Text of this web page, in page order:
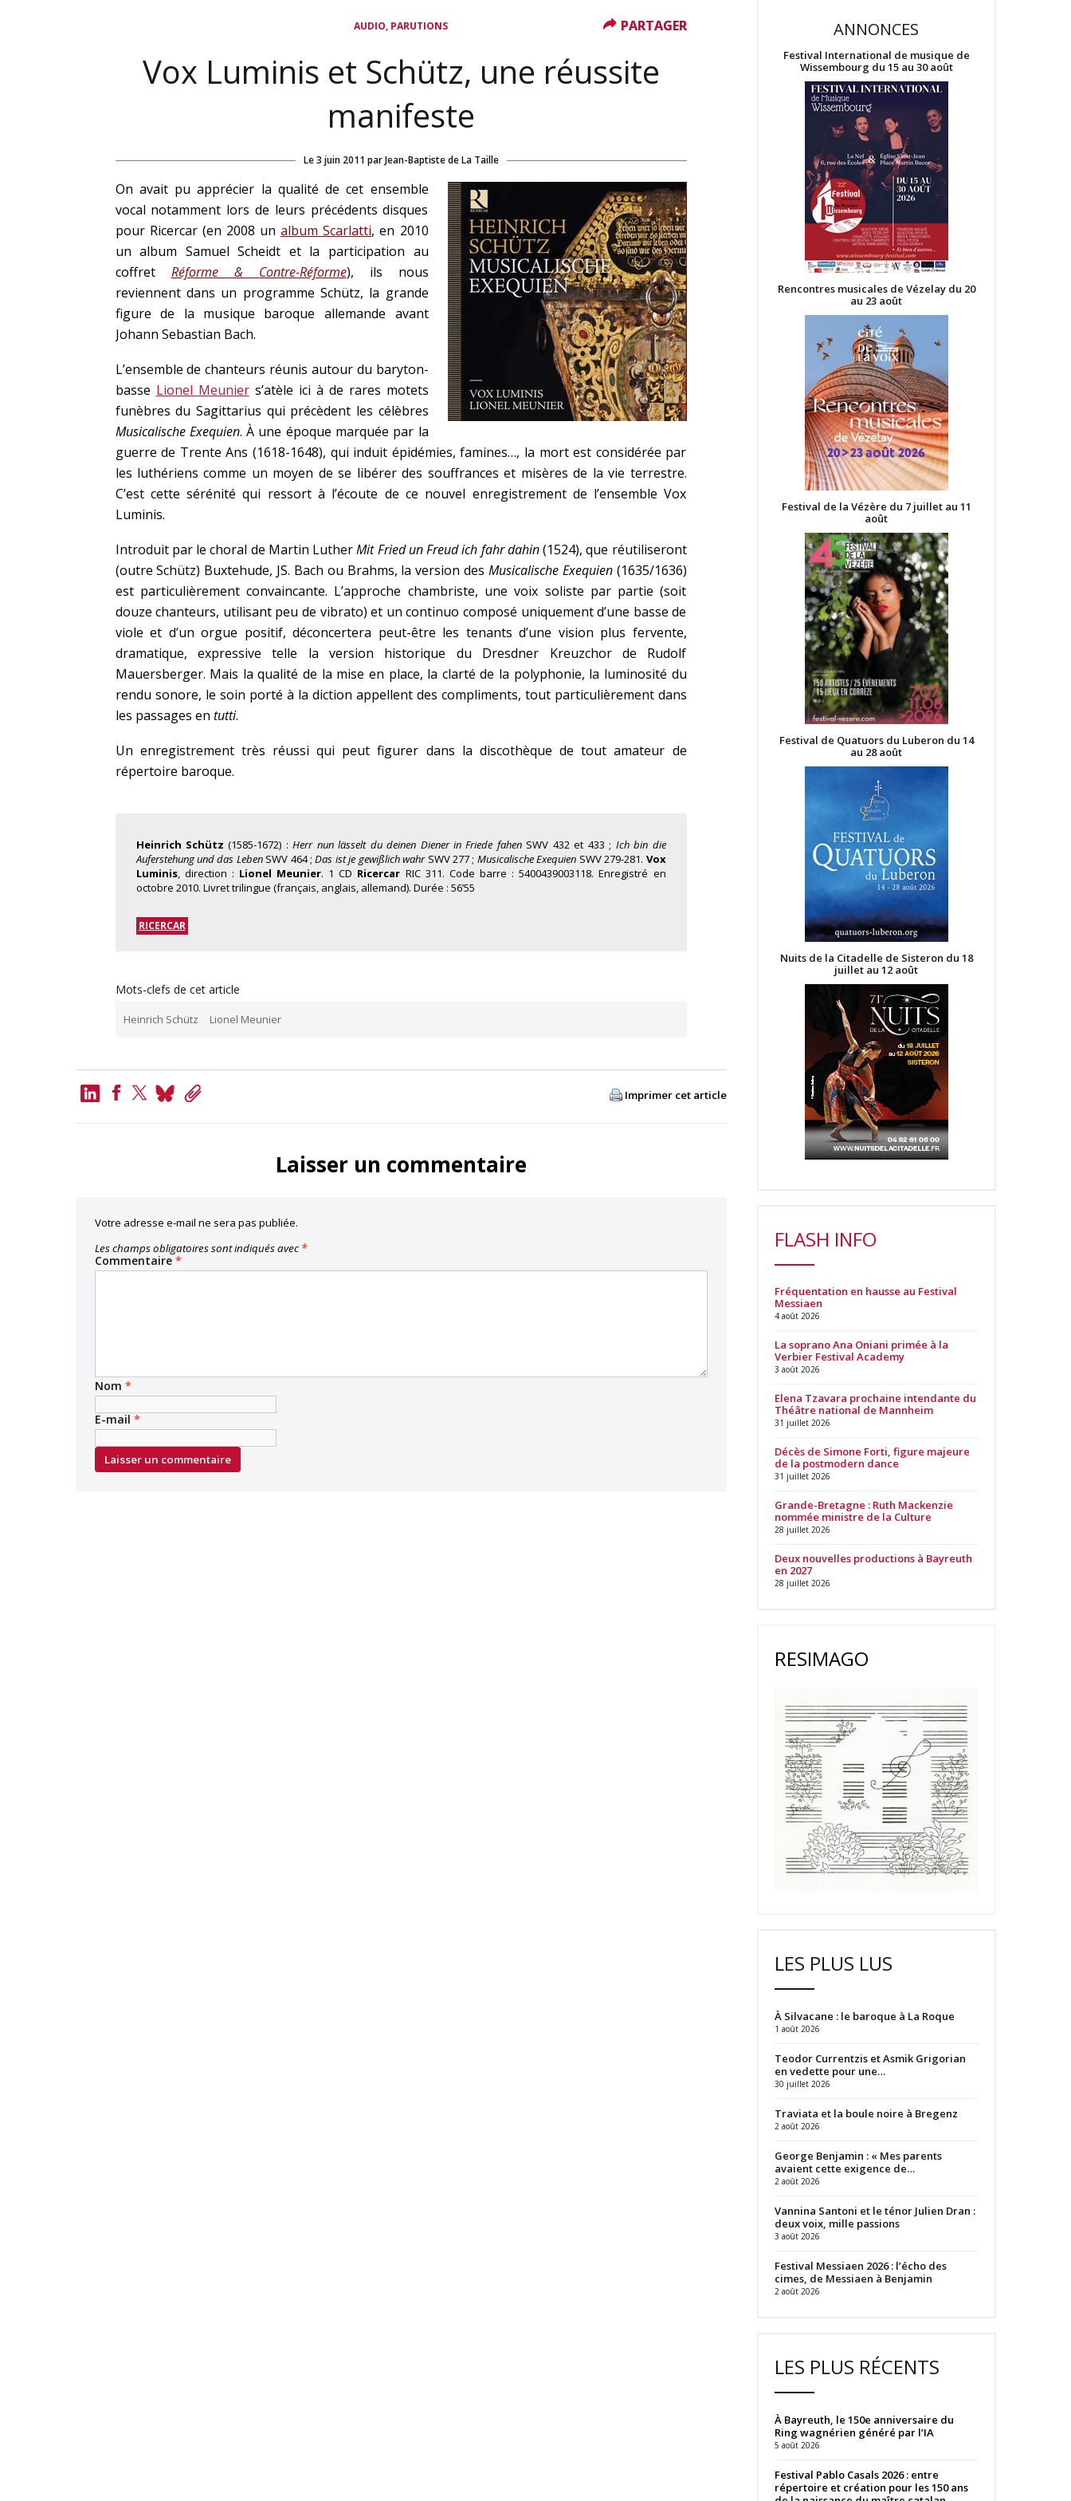
AUDIO, PARUTIONS
Vox Luminis et Schütz, une réussite
manifeste
Le3 juin 2011 par Jean-Baptiste de La Taille
On avait pu apprécier la qualité de cet ensemble
vocal notamment lors de leurs précédents disques
pour Ricercar (en 2008 unalbum Scarlatti, en 2010
un album Samuel Scheidt et la participation au
coffret Réforme & Contre-Réforme), ils nous
reviennent dans un programme Schütz, la grande
figure de la musique baroque allemande avant
Johann Sebastian Bach.
L’ensemble de chanteurs réunis autour du baryton-
basse Lionel Meuniers’atèle ici à de rares motets
funèbres du Sagittarius qui précèdent les célèbres
Musicalische Exequien. À une époque marquée par la
guerre de Trente Ans (1618-1648), qui induit épidémies, famines…, la mort est considérée par
les luthériens comme un moyen de se libérer des souffrances et misères de la vie terrestre.
C’est cette sérénité qui ressort à l’écoute de ce nouvel enregistrement de l’ensemble Vox
Luminis.
Introduit par le choral de Martin LutherMit Fried un Freud ich fahr dahin(1524), que réutiliseront
(outre Schütz) Buxtehude, JS. Bach ou Brahms, la version des Musicalische Exequien(1635/1636)
est particulièrement convaincante. L’approche chambriste, une voix soliste par partie (soit
douze chanteurs, utilisant peu de vibrato) et un continuo composé uniquement d’une basse de
viole et d’un orgue positif, déconcertera peut-être les tenants d’une vision plus fervente,
dramatique, expressive telle la version historique du Dresdner Kreuzchor de Rudolf
Mauersberger. Mais la qualité de la mise en place, la clarté de la polyphonie, la luminosité du
rendu sonore, le soin porté à la diction appellent des compliments, tout particulièrement dans
les passages en tutti.
Un enregistrement très réussi qui peut figurer dans la discothèque de tout amateur de
répertoire baroque.
PARTAGER
Heinrich Schütz (1585-1672) :Herr nun lässelt du deinen Diener in Friede fahenSWV 432 et 433 ; Ich bin die
Auferstehung und das LebenSWV 464 ;Das ist je gewißlich wahrSWV 277 ; Musicalische Exequien SWV 279-281. Vox
Luminis, direction : Lionel Meunier. 1 CD Ricercar RIC 311. Code barre : 5400439003118. Enregistré en
octobre 2010. Livret trilingue (français, anglais, allemand). Durée : 56’55
PARTAGER
RICERCAR
Mots-clefs de cet article
Heinrich Schütz Lionel Meunier
LinkedIn
BlueskyCopy
Imprimer cet article
Laisser un commentaire
Votre adresse e-mail ne sera pas publiée.
Les champs obligatoires sont indiqués avec *
Commentaire *
Nom *
E-mail *
ANNONCES
Festival International de musique de
Wissembourg du 15 au 30 août
Rencontres musicales de Vézelay du 20
au 23 août
Festival de la Vézère du 7 juillet au 11
août
Festival de Quatuors du Luberon du 14
au 28 août
Nuits de la Citadelle de Sisteron du 18
juillet au 12 août
FLASH INFO
Fréquentation en hausse au Festival
Messiaen
4 août 2026
La soprano Ana Oniani primée à la
Verbier Festival Academy
3 août 2026
Elena Tzavara prochaine intendante du
Théâtre national de Mannheim
31 juillet 2026
Décès de Simone Forti, figure majeure
de la postmodern dance
31 juillet 2026
Grande-Bretagne : Ruth Mackenzie
nommée ministre de la Culture
28 juillet 2026
Deux nouvelles productions à Bayreuth
en 2027
28 juillet 2026
RESIMAGO
LES PLUS LUS
À Silvacane : le baroque à La Roque
1 août 2026
Teodor Currentzis et Asmik Grigorian
en vedette pour une…
30 juillet 2026
Traviata et la boule noire à Bregenz
2 août 2026
George Benjamin : « Mes parents
avaient cette exigence de…
2 août 2026
Vannina Santoni et le ténor Julien Dran :
deux voix, mille passions
3 août 2026
Festival Messiaen 2026 : l’écho des
cimes, de Messiaen à Benjamin
2 août 2026
LES PLUS RÉCENTS
À Bayreuth, le 150e anniversaire du
Ring wagnérien généré par l’IA
5 août 2026
Festival Pablo Casals 2026 : entre
répertoire et création pour les 150 ans